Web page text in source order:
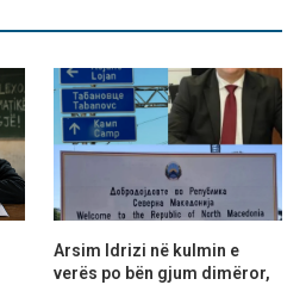
Arsim Idrizi në kulmin e
verës po bën gjum dimëror,